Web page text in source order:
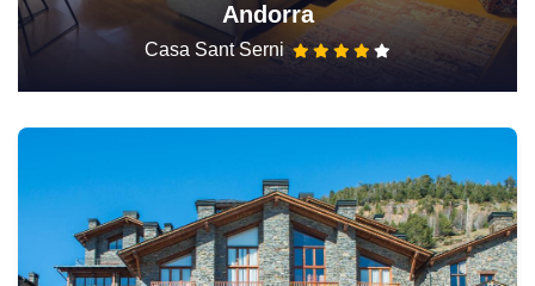
Andorra
Casa Sant Serni